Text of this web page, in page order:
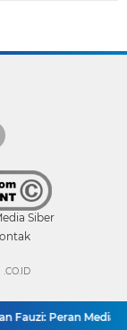
Siber
Peran Media